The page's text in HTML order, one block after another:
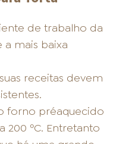
de trabalho da
a mais baixa
receitas devem
forno préaquecido
200 ºC. Entretanto